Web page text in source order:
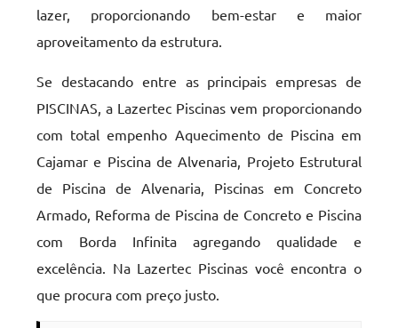
lazer, proporcionando bem-estar e maior
aproveitamento da estrutura.
Se destacando entre as principais empresas de
PISCINAS, a Lazertec Piscinas vem proporcionando
com total empenho Aquecimento de Piscina em
Cajamar e Piscina de Alvenaria, Projeto Estrutural
de Piscina de Alvenaria, Piscinas em Concreto
Armado, Reforma de Piscina de Concreto e Piscina
com Borda Infinita agregando qualidade e
excelência. Na Lazertec Piscinas você encontra o
que procura com preço justo.